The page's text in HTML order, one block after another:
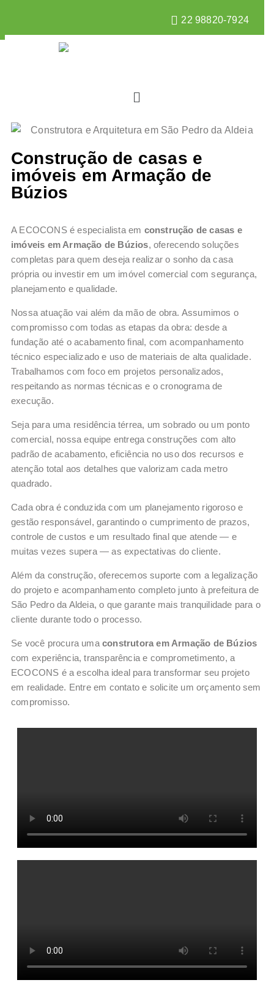
22 98820-7924
Construção de casas e
imóveis em Armação de
Búzios
A ECOCONS é especialista em construção de casas e
imóveis em Armação de Búzios, oferecendo soluções
completas para quem deseja realizar o sonho da casa
própria ou investir em um imóvel comercial com segurança,
planejamento e qualidade.
Nossa atuação vai além da mão de obra. Assumimos o
compromisso com todas as etapas da obra: desde a
fundação até o acabamento final, com acompanhamento
técnico especializado e uso de materiais de alta qualidade.
Trabalhamos com foco em projetos personalizados,
respeitando as normas técnicas e o cronograma de
execução.
Seja para uma residência térrea, um sobrado ou um ponto
comercial, nossa equipe entrega construções com alto
padrão de acabamento, eficiência no uso dos recursos e
atenção total aos detalhes que valorizam cada metro
quadrado.
Cada obra é conduzida com um planejamento rigoroso e
gestão responsável, garantindo o cumprimento de prazos,
controle de custos e um resultado final que atende — e
muitas vezes supera — as expectativas do cliente.
Além da construção, oferecemos suporte com a legalização
do projeto e acompanhamento completo junto à prefeitura de
São Pedro da Aldeia, o que garante mais tranquilidade para o
cliente durante todo o processo.
Se você procura uma construtora em Armação de Búzios
com experiência, transparência e comprometimento, a
ECOCONS é a escolha ideal para transformar seu projeto
em realidade. Entre em contato e solicite um orçamento sem
compromisso.